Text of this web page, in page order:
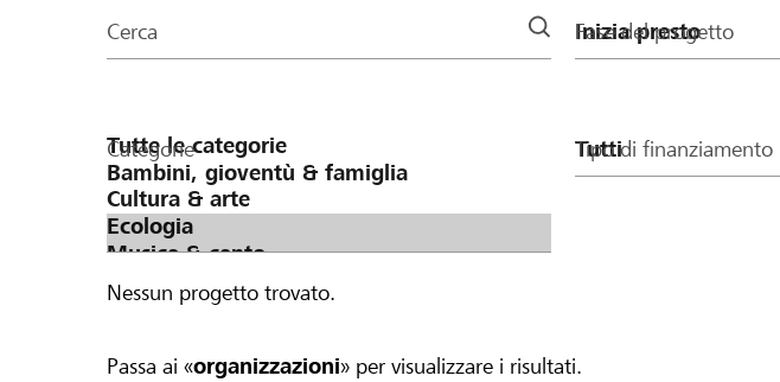
della
Cerca Fase del progetto
Categorie Tipo di finanziamento
Nessun progetto trovato.
Passa ai «organizzazioni» per visualizzare i risultati.